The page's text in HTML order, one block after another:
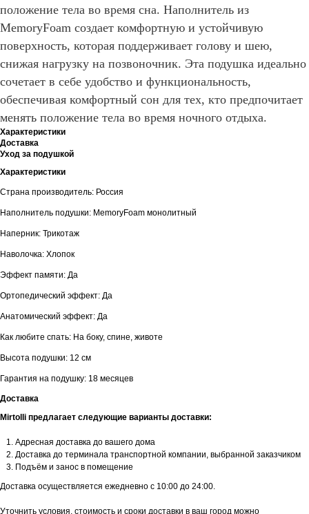
положение тела во время сна. Наполнитель из
MemoryFoam создает комфортную и устойчивую
поверхность, которая поддерживает голову и шею,
снижая нагрузку на позвоночник. Эта подушка идеально
сочетает в себе удобство и функциональность,
обеспечивая комфортный сон для тех, кто предпочитает
менять положение тела во время ночного отдыха.
Характеристики
Доставка
Уход за подушкой
Характеристики
Страна производитель: Россия
Наполнитель подушки: MemoryFoam монолитный
Наперник: Трикотаж
Наволочка: Хлопок
Эффект памяти: Да
Ортопедический эффект: Да
Анатомический эффект: Да
Как любите спать: На боку, спине, животе
Высота подушки: 12 см
Гарантия на подушку: 18 месяцев
Доставка
Mirtolli предлагает следующие варианты доставки:
Адресная доставка до вашего дома
Доставка до терминала транспортной компании, выбранной заказчиком
Подъём и занос в помещение
Доставка осуществляется ежедневно с 10:00 до 24:00.
Уточнить условия, стоимость и сроки доставки в ваш город можно